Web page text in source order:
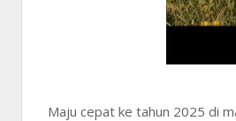
Maju cepat ke tahun 2025 di